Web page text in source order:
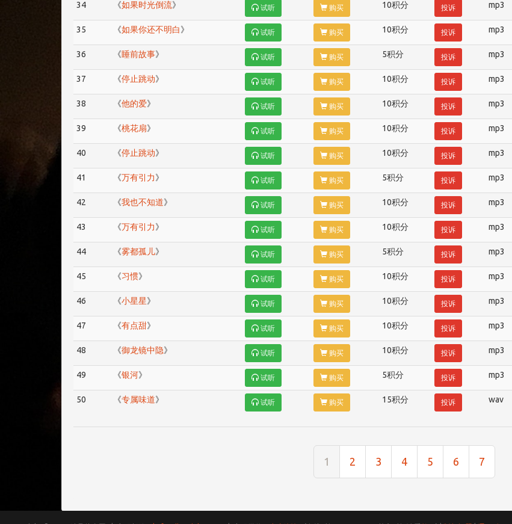
34 《如果时光倒流》 试听 购买 10积分 投诉 mp3
35 《如果你还不明白》 试听 购买 10积分 投诉 mp3
36 《睡前故事》 试听 购买 5积分 投诉 mp3
37 《停止跳动》 试听 购买 10积分 投诉 mp3
38 《他的爱》 试听 购买 10积分 投诉 mp3
39 《桃花扇》 试听 购买 10积分 投诉 mp3
40 《停止跳动》 试听 购买 10积分 投诉 mp3
41 《万有引力》 试听 购买 5积分 投诉 mp3
42 《我也不知道》 试听 购买 10积分 投诉 mp3
43 《万有引力》 试听 购买 10积分 投诉 mp3
44 《雾都孤儿》 试听 购买 5积分 投诉 mp3
45 《习惯》 试听 购买 10积分 投诉 mp3
46 《小星星》 试听 购买 10积分 投诉 mp3
47 《有点甜》 试听 购买 10积分 投诉 mp3
48 《御龙镜中隐》 试听 购买 10积分 投诉 mp3
49 《银河》 试听 购买 5积分 投诉 mp3
50 《专属味道》 试听 购买 15积分 投诉 wav
1 2 3 4 5 6 7